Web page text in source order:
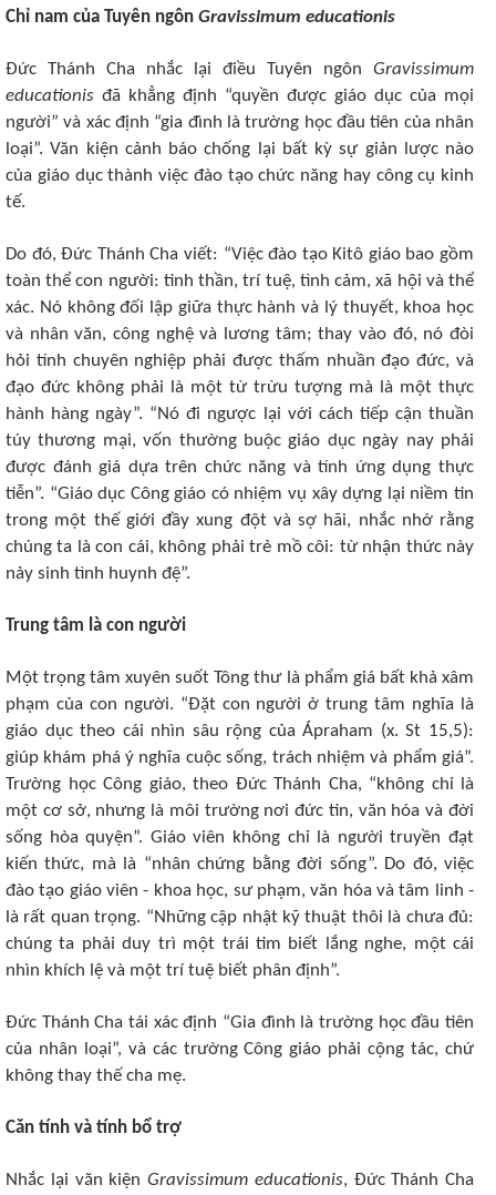
Chỉ nam của Tuyên ngôn Gravissimum educationis
Đức Thánh Cha nhắc lại điều Tuyên ngôn Gravissimum
educationis đã khẳng định “quyền được giáo dục của mọi
người” và xác định “gia đình là trường học đầu tiên của nhân
loại”. Văn kiện cảnh báo chống lại bất kỳ sự giản lược nào
của giáo dục thành việc đào tạo chức năng hay công cụ kinh
tế.
Do đó, Đức Thánh Cha viết: “Việc đào tạo Kitô giáo bao gồm
toàn thể con người: tinh thần, trí tuệ, tình cảm, xã hội và thể
xác. Nó không đối lập giữa thực hành và lý thuyết, khoa học
và nhân văn, công nghệ và lương tâm; thay vào đó, nó đòi
hỏi tính chuyên nghiệp phải được thấm nhuần đạo đức, và
đạo đức không phải là một từ trừu tượng mà là một thực
hành hàng ngày”. “Nó đi ngược lại với cách tiếp cận thuần
túy thương mại, vốn thường buộc giáo dục ngày nay phải
được đánh giá dựa trên chức năng và tính ứng dụng thực
tiễn”. “Giáo dục Công giáo có nhiệm vụ xây dựng lại niềm tin
trong một thế giới đầy xung đột và sợ hãi, nhắc nhớ rằng
chúng ta là con cái, không phải trẻ mồ côi: từ nhận thức này
nảy sinh tình huynh đệ”.
Trung tâm là con người
Một trọng tâm xuyên suốt Tông thư là phẩm giá bất khả xâm
phạm của con người. “Đặt con người ở trung tâm nghĩa là
giáo dục theo cái nhìn sâu rộng của Ápraham (x. St 15,5):
giúp khám phá ý nghĩa cuộc sống, trách nhiệm và phẩm giá”.
Trường học Công giáo, theo Đức Thánh Cha, “không chỉ là
một cơ sở, nhưng là môi trường nơi đức tin, văn hóa và đời
sống hòa quyện”. Giáo viên không chỉ là người truyền đạt
kiến thức, mà là “nhân chứng bằng đời sống”. Do đó, việc
đào tạo giáo viên - khoa học, sư phạm, văn hóa và tâm linh -
là rất quan trọng. “Những cập nhật kỹ thuật thôi là chưa đủ:
chúng ta phải duy trì một trái tim biết lắng nghe, một cái
nhìn khích lệ và một trí tuệ biết phân định”.
Đức Thánh Cha tái xác định “Gia đình là trường học đầu tiên
của nhân loại”, và các trường Công giáo phải cộng tác, chứ
không thay thế cha mẹ.
Căn tính và tính bổ trợ
Nhắc lại văn kiện Gravissimum educationis, Đức Thánh Cha